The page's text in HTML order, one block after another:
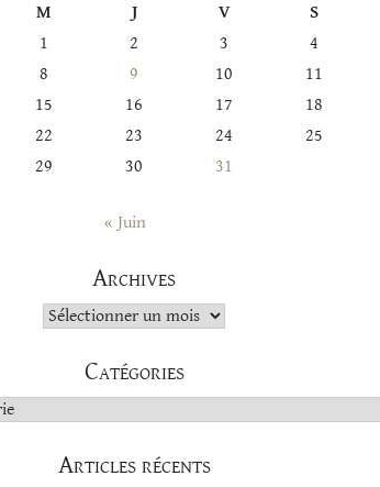
M J V
S
1
2 3
4
8 9 10
11
15 16 17
18
22 23 24
25
29 30 31
« Juin
Archives
Archives
Catégories
Articles récents